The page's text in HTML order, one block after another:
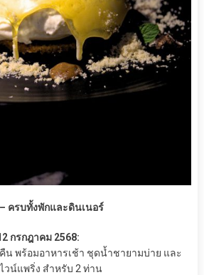
ครบทั้งพักและดินเนอร์
กรกฎาคม 2568:
คืน พร้อมอาหารเช้า ชุดน้ำชายามบ่าย และ
วน์แพริ่ง สำหรับ 2 ท่าน